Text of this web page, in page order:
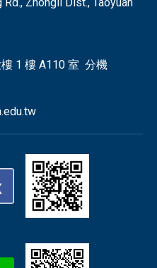
1 樓 A110 室 分機